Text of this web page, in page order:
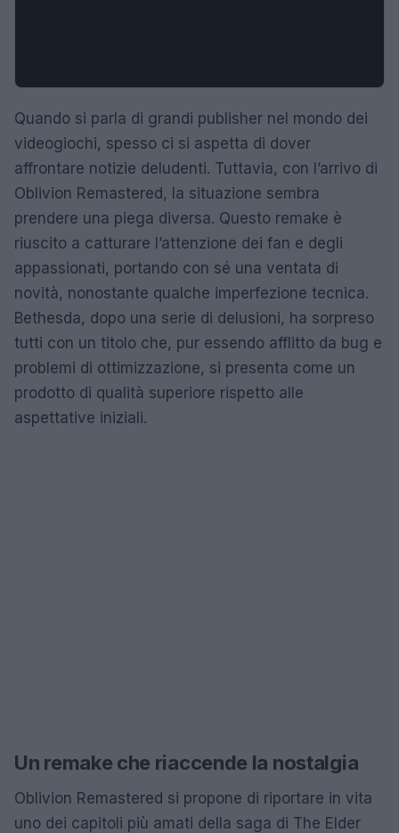
Quando si parla di grandi publisher nel mondo dei
videogiochi, spesso ci si aspetta di dover
affrontare notizie deludenti. Tuttavia, con l’arrivo di
Oblivion Remastered, la situazione sembra
prendere una piega diversa. Questo remake è
riuscito a catturare l’attenzione dei fan e degli
appassionati, portando con sé una ventata di
novità, nonostante qualche imperfezione tecnica.
Bethesda, dopo una serie di delusioni, ha sorpreso
tutti con un titolo che, pur essendo afflitto da bug e
problemi di ottimizzazione, si presenta come un
prodotto di qualità superiore rispetto alle
aspettative iniziali.
Un remake che riaccende la nostalgia
Oblivion Remastered si propone di riportare in vita
uno dei capitoli più amati della saga di The Elder